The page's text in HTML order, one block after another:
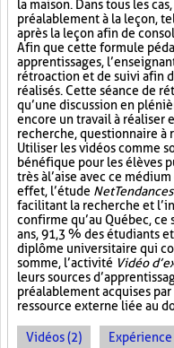
la maison. Dans tous les
préalablement à la leçon,
après la leçon afin de
Afin que cette formule
apprentissages,
rétroaction et de suivi afin
réalisés. Cette séance de
qu’une discussion en
encore un travail à réaliser
recherche, questionnaire à
Utiliser les vidéos comme
bénéfique pour les élèves
très à l’aise avec ce
effet, l’étude
facilitant la recherche et
confirme qu’au Québec, ce
ans, 91,3 % des étudiants
diplôme universitaire qui
somme, l’activité Vidéo
leurs sources
préalablement acquises
ressource externe liée au
Vidéos (2) Expérience